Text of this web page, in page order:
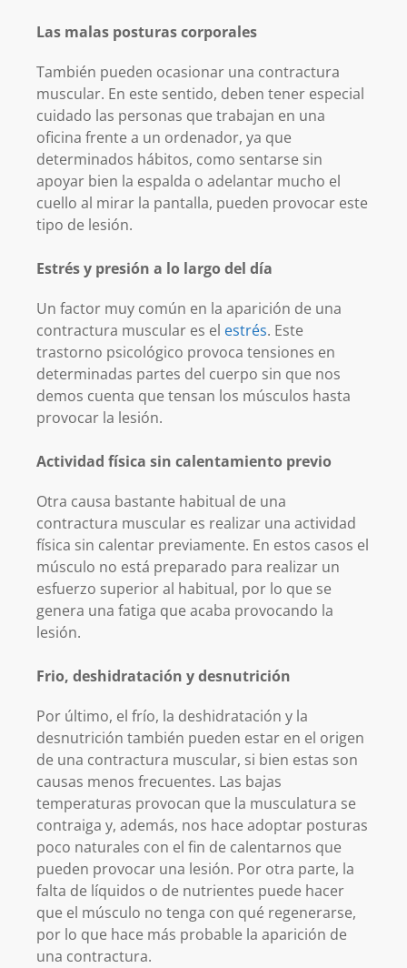
Las malas posturas corporales
También pueden ocasionar una contractura
muscular. En este sentido, deben tener especial
cuidado las personas que trabajan en una
oficina frente a un ordenador, ya que
determinados hábitos, como sentarse sin
apoyar bien la espalda o adelantar mucho el
cuello al mirar la pantalla, pueden provocar este
tipo de lesión.
Estrés y presión a lo largo del día
Un factor muy común en la aparición de una
contractura muscular es el estrés. Este
trastorno psicológico provoca tensiones en
determinadas partes del cuerpo sin que nos
demos cuenta que tensan los músculos hasta
provocar la lesión.
Actividad física sin calentamiento previo
Otra causa bastante habitual de una
contractura muscular es realizar una actividad
física sin calentar previamente. En estos casos el
músculo no está preparado para realizar un
esfuerzo superior al habitual, por lo que se
genera una fatiga que acaba provocando la
lesión.
Frio, deshidratación y desnutrición
Por último, el frío, la deshidratación y la
desnutrición también pueden estar en el origen
de una contractura muscular, si bien estas son
causas menos frecuentes. Las bajas
temperaturas provocan que la musculatura se
contraiga y, además, nos hace adoptar posturas
poco naturales con el fin de calentarnos que
pueden provocar una lesión. Por otra parte, la
falta de líquidos o de nutrientes puede hacer
que el músculo no tenga con qué regenerarse,
por lo que hace más probable la aparición de
una contractura.